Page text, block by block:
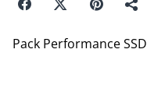
Pack Performance SSD